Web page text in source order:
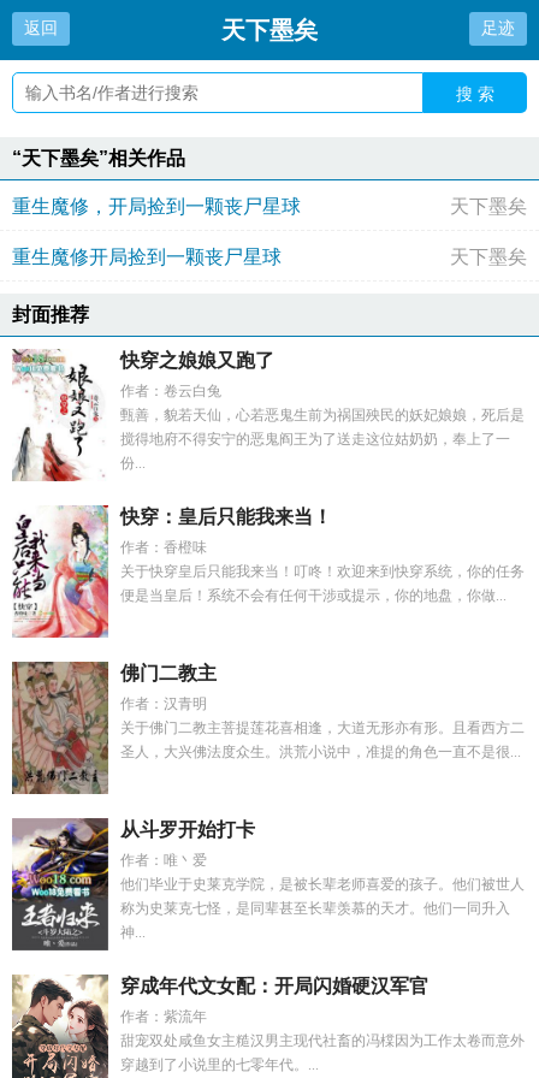
返回 天下墨矣 足迹
搜 索
“天下墨矣”相关作品
重生魔修，开局捡到一颗丧尸星球 天下墨矣
重生魔修开局捡到一颗丧尸星球 天下墨矣
封面推荐
快穿之娘娘又跑了
作者：卷云白兔
甄善，貌若天仙，心若恶鬼生前为祸国殃民的妖妃娘娘，死后是
搅得地府不得安宁的恶鬼阎王为了送走这位姑奶奶，奉上了一
份...
快穿：皇后只能我来当！
作者：香橙味
关于快穿皇后只能我来当！叮咚！欢迎来到快穿系统，你的任务
便是当皇后！系统不会有任何干涉或提示，你的地盘，你做...
佛门二教主
作者：汉青明
关于佛门二教主菩提莲花喜相逢，大道无形亦有形。且看西方二
圣人，大兴佛法度众生。洪荒小说中，准提的角色一直不是很...
从斗罗开始打卡
作者：唯丶爱
他们毕业于史莱克学院，是被长辈老师喜爱的孩子。他们被世人
称为史莱克七怪，是同辈甚至长辈羡慕的天才。他们一同升入
神...
穿成年代文女配：开局闪婚硬汉军官
作者：紫流年
甜宠双处咸鱼女主糙汉男主现代社畜的冯橖因为工作太卷而意外
穿越到了小说里的七零年代。...